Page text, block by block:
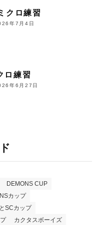
クロ練習
年7月4日
ロ練習
年6月27日
DEMONS CUP
カップ
SCカップ
カクタスボーイズ